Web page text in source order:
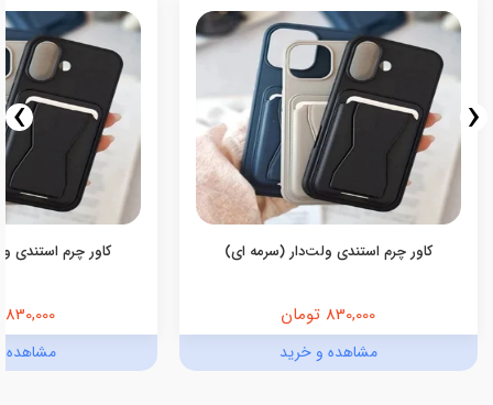
کاور چرم استندی ولت‌دار (سرمه ای)
830,000 تومان
مشاهده و خرید
کاور چرم استندی
830,000 تومان
مشاهده
‹
›